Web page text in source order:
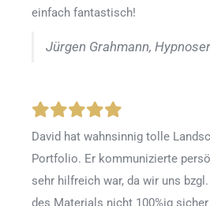
einfach fantastisch!
Jürgen Grahmann,
David hat wahnsinnig tolle
Portfolio. Er kommunizierte
sehr hilfreich war, da wir uns